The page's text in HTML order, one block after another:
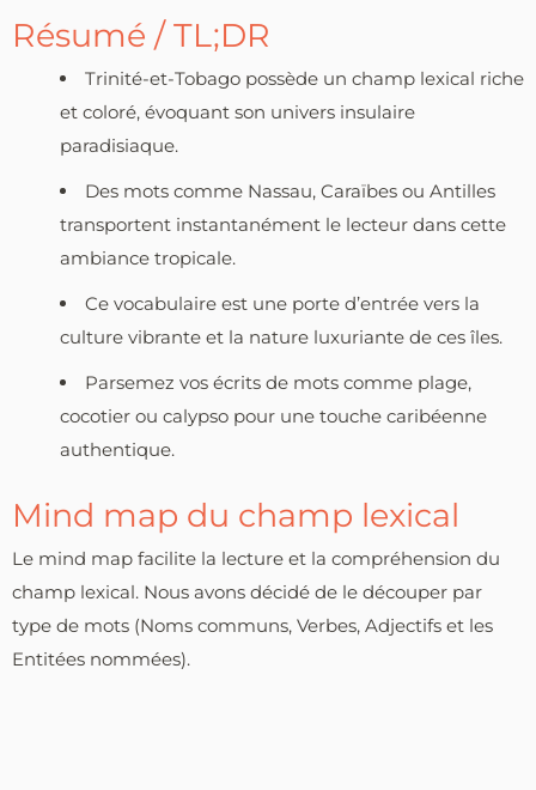
Résumé / TL;DR
Trinité-et-Tobago possède un champ lexical riche
et coloré, évoquant son univers insulaire
paradisiaque.
Des mots comme Nassau, Caraïbes ou Antilles
transportent instantanément le lecteur dans cette
ambiance tropicale.
Ce vocabulaire est une porte d’entrée vers la
culture vibrante et la nature luxuriante de ces îles.
Parsemez vos écrits de mots comme plage,
cocotier ou calypso pour une touche caribéenne
authentique.
Mind map du champ lexical
Le mind map facilite la lecture et la compréhension du
champ lexical. Nous avons décidé de le découper par
type de mots (Noms communs, Verbes, Adjectifs et les
Entitées nommées).